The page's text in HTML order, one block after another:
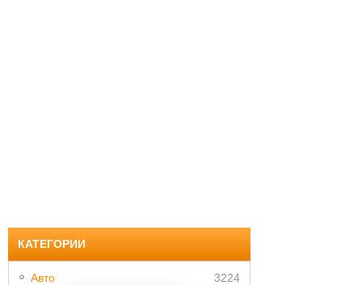
КАТЕГОРИИ
Авто 3224